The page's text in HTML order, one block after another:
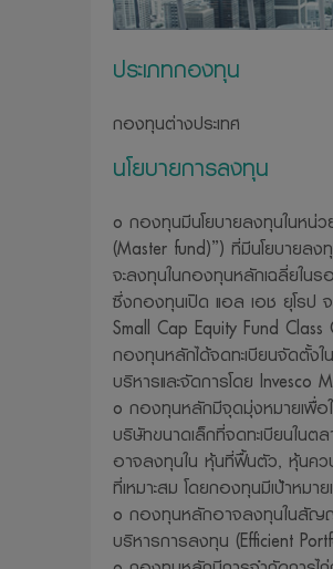
ประเภทกองทุน
กองทุนต่างประเทศ
นโยบายการลงทุน
o กองทุนมีนโยบายลงทุนในหน่
(Master fund)”) ที่มีนโยบายล
จะลงทุนในกองทุนหลักเฉลี่ยใ
ซึ่งกองทุนเปิด แอล เอช ยุโรป
Small Cap Equity Fund
กองทุนหลักได้จดทะเบียนจัดตั้งใ
บริหารและจัดการโดย Invesco
o กองทุนหลักมีจุดมุ่งหมายเพื่อใ
บริษัทขนาดเล็กที่จดทะเบียนใน
อาจลงทุนใน หุ้นที่ฟื้นตัว, หุ้นคว
ที่เหมาะสม โดยกองทุนมีเป้าหม
o กองทุนหลักอาจลงทุนในสัญญ
บริหารการลงทุน (Efficient